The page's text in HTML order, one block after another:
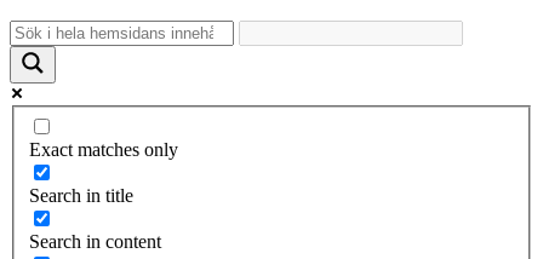
Exact matches only
Search in title
Search in content